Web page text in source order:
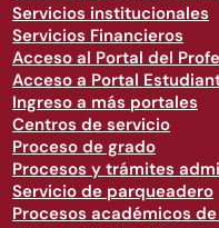
Servicios institucionales
Servicios Financieros
Acceso al Portal del
Acceso a Portal
Ingreso a más portales
Centros de servicio
Proceso de grado
Procesos y trámites
Servicio de parqueadero
Procesos académicos